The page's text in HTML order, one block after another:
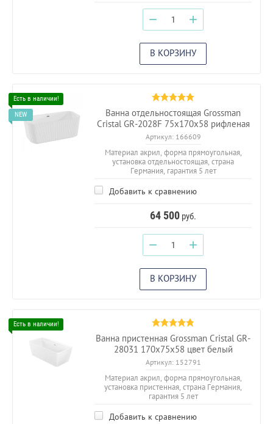
− +
В КОРЗИНУ
Ванна отдельностоящая Grossman
Cristal GR-2028F 75х170х58 рифленая
Артикул:166609
Материал акрил, форма прямоугольная,
установка отдельностоящая, страна
Германия, гарантия 5 лет
Добавить к сравнению
64 500 руб.
− +
В КОРЗИНУ
Ванна пристенная Grossman Cristal GR-
28031 170х75х58 цвет белый
Артикул:152791
Материал акрил, форма прямоугольная,
установка пристенная, страна Германия,
гарантия 5 лет
Добавить к сравнению